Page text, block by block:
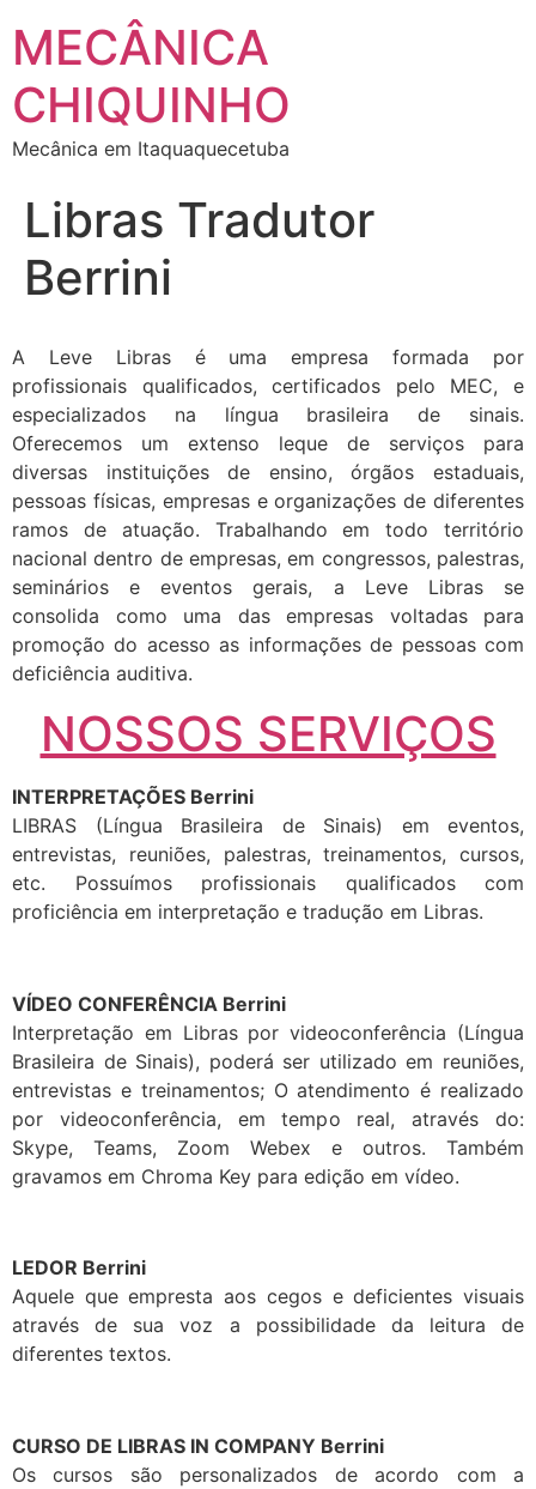
MECÂNICA
CHIQUINHO
Mecânica em Itaquaquecetuba
Libras Tradutor
Berrini
A Leve Libras é uma empresa formada por
profissionais qualificados, certificados pelo MEC, e
especializados na língua brasileira de sinais.
Oferecemos um extenso leque de serviços para
diversas instituições de ensino, órgãos estaduais,
pessoas físicas, empresas e organizações de diferentes
ramos de atuação. Trabalhando em todo território
nacional dentro de empresas, em congressos, palestras,
seminários e eventos gerais, a Leve Libras se
consolida como uma das empresas voltadas para
promoção do acesso as informações de pessoas com
deficiência auditiva.
NOSSOS SERVIÇOS
INTERPRETAÇÕES Berrini
LIBRAS (Língua Brasileira de Sinais) em eventos,
entrevistas, reuniões, palestras, treinamentos, cursos,
etc. Possuímos profissionais qualificados com
proficiência em interpretação e tradução em Libras.
VÍDEO CONFERÊNCIA Berrini
Interpretação em Libras por videoconferência (Língua
Brasileira de Sinais), poderá ser utilizado em reuniões,
entrevistas e treinamentos; O atendimento é realizado
por videoconferência, em tempo real, através do:
Skype, Teams, Zoom Webex e outros. Também
gravamos em Chroma Key para edição em vídeo.
LEDOR Berrini
Aquele que empresta aos cegos e deficientes visuais
através de sua voz a possibilidade da leitura de
diferentes textos.
CURSO DE LIBRAS IN COMPANY Berrini
Os cursos são personalizados de acordo com a